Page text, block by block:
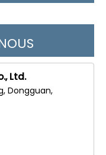
Ltd.
Dongguan,